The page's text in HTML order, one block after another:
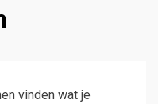
vinden wat je